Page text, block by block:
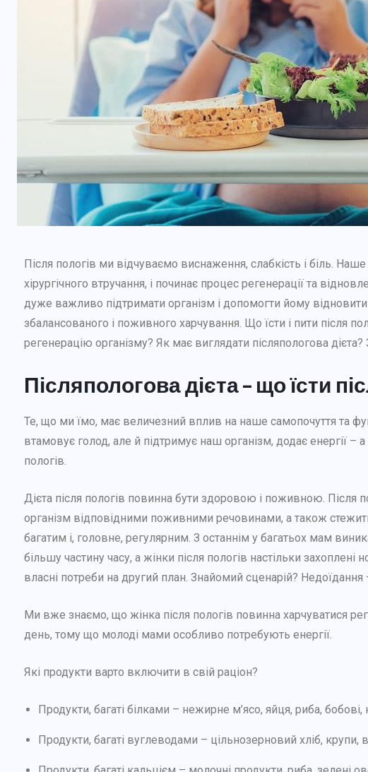
Після пологів ми відчуваємо виснаження, слабкість і біль.
хірургічного втручання, і починає процес регенерації та
дуже важливо підтримати організм і допомогти йому
збалансованого і поживного харчування. Що їсти і пити після
регенерацію організму? Як має виглядати післяпологова
Післяпологова дієта – що їсти
Те, що ми їмо, має величезний вплив на наше самопочуття та
втамовує голод, але й підтримує наш організм, додає енергії –
пологів.
Дієта після пологів повинна бути здоровою і поживною. Після
організм відповідними поживними речовинами, а також
багатим і, головне, регулярним. З останнім у багатьох мам
більшу частину часу, а жінки після пологів настільки
власні потреби на другий план. Знайомий сценарій? Недоїдання
Ми вже знаємо, що жінка після пологів повинна харчуватися
день, тому що молоді мами особливо потребують енергії.
Які продукти варто включити в свій раціон?
Продукти, багаті білками – нежирне м’ясо, яйця, риба, бобові,
Продукти, багаті вуглеводами – цільнозерновий хліб, крупи,